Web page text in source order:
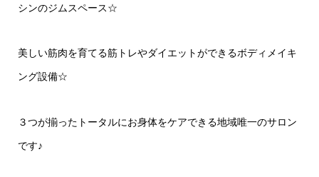
シンのジムスペース☆
美しい筋肉を育てる筋トレやダイエットができるボディメイキ
ング設備☆
３つが揃ったトータルにお身体をケアできる地域唯一のサロン
です♪